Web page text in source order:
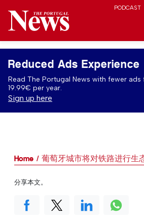
PODCAST
Reduced Ads Experience
Read The Portugal News with fewer
19.99€ per year.
Sign up here
Home 葡萄牙城市将对铁路进行生
分享本文。